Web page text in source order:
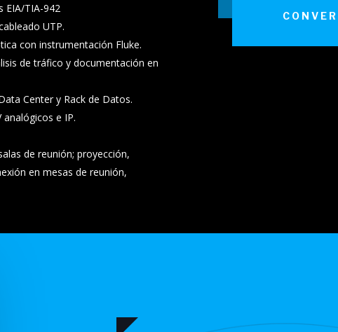
EIA/TIA-942
UTP.
con instrumentación Fluke.
de tráfico y documentación en
Center y Rack de Datos.
analógicos e IP.
de reunión; proyección,
en mesas de reunión,